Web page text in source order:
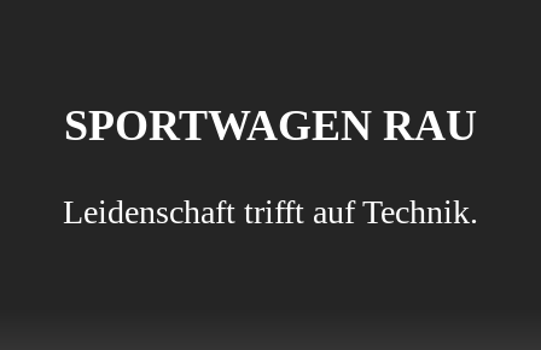
SPORTWAGEN RAU
Leidenschaft trifft auf Technik.